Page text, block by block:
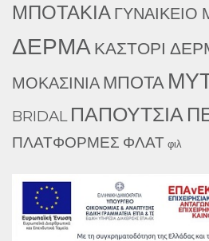
ΜΠΟΤΑΚΙΑ ΓΥΝΑΙΚΕΙΟ
ΔΕΡΜΑ ΚΑΣΤΟΡΙ
ΜΟΚΑΣΙΝΙΑ ΜΠΟΤΑ
BRIDAL ΠΑΠΟΥΤΣΙΑ
ΠΛΑΤΦΟΡΜΕΣ ΦΛΑΤ φιλ